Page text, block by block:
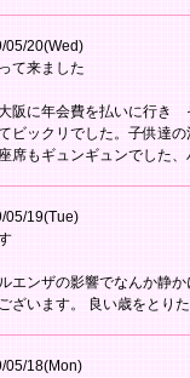
20(Wed)
て来ました
阪に年会費を払いに行き
ビックリでした。子供達
席もギュンギュンでした、
19(Tue)
エンザの影響でなんか静
ざいます。 良い歳をとり
18(Mon)